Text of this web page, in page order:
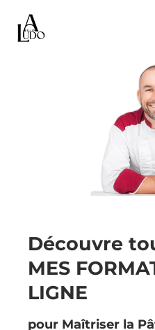
Découvre
MES
LIGNE
pour Maîtriser la